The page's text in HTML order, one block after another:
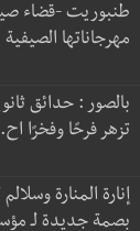
طنبوريت -قضاء
مهرجاناتها
بالصور : حدائق
تزهر فرحًا وفخرًا
إنارة المنارة
بصمة جديدة لـ